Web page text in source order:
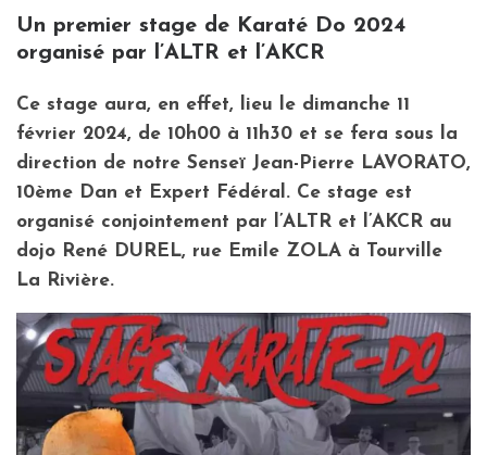
Un premier stage de Karaté Do 2024
organisé par l’ALTR et l’AKCR
Ce stage aura, en effet, lieu le dimanche 11
février 2024, de 10h00 à 11h30 et se fera sous la
direction de notre Senseï Jean-Pierre LAVORATO,
10ème Dan et Expert Fédéral. Ce stage est
organisé conjointement par l’ALTR et l’AKCR au
dojo René DUREL, rue Emile ZOLA à Tourville
La Rivière.